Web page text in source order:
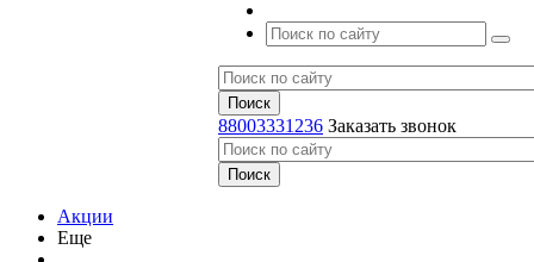
88003331236 Заказать звонок
Акции
Еще